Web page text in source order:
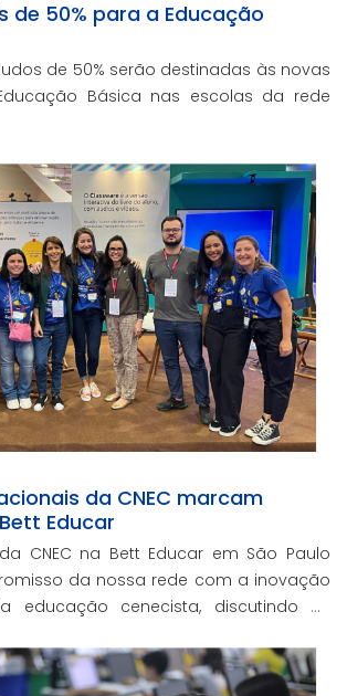
de 50% para a Educação
de 50% serão destinadas às novas
Básica nas escolas da rede
da CNEC marcam
Educar
CNEC na Bett Educar em São Paulo
da nossa rede com a inovação
cenecista, discutindo as